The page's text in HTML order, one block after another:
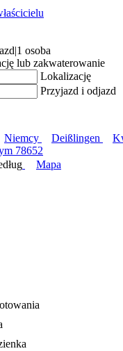
|1 osoba
lub zakwaterowanie
Lokalizację
Przyjazd i odjazd
Niemcy Deißlingen
78652
Mapa